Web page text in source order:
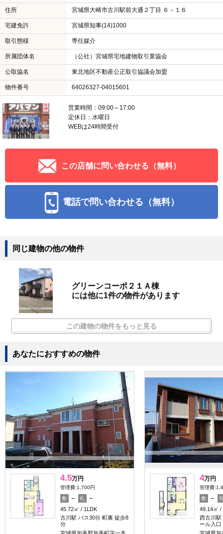
住所 宮城県大崎市古川駅前大通２丁目 ６－１６
宅建免許 宮城県知事(14)1000
取引態様 専任媒介
所属団体名 （公社）宮城県宅地建物取引業協会
公取協名 東北地区不動産公正取引協議会加盟
物件番号 64026327-04015601
営業時間：09:00～17:00
定休日：水曜日
WEBは24時間受付
この店舗に問い合わせる（無料）
電話で問い合わせる（無料）
同じ建物の他の物件
グリーンコーポ２１Ａ棟
には他に1件の物件があります
この建物の物件をもっと見る
あなたにおすすめの物件
4.5万円
管理費:1,700円
敷 － 礼
－
45.72㎡
1LDK
古川駅 バス30分 町裏 徒歩8
分
宮城県加美郡加美町字一本
4万円
管理費
敷 －
49.14㎡
西古川駅
ール入口
宮城県加